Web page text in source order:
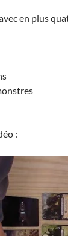
en plus
: